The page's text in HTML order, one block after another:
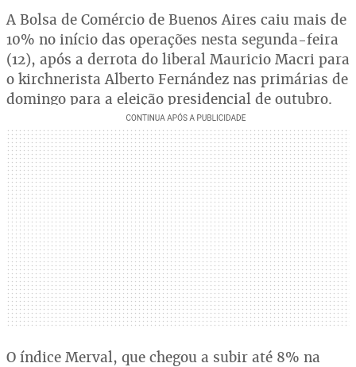
A Bolsa de Comércio de Buenos Aires caiu mais de
10% no início das operações nesta segunda-feira
(12), após a derrota do liberal Mauricio Macri para
o kirchnerista Alberto Fernández nas primárias de
domingo para a eleição presidencial de outubro.
O índice Merval, que chegou a subir até 8% na